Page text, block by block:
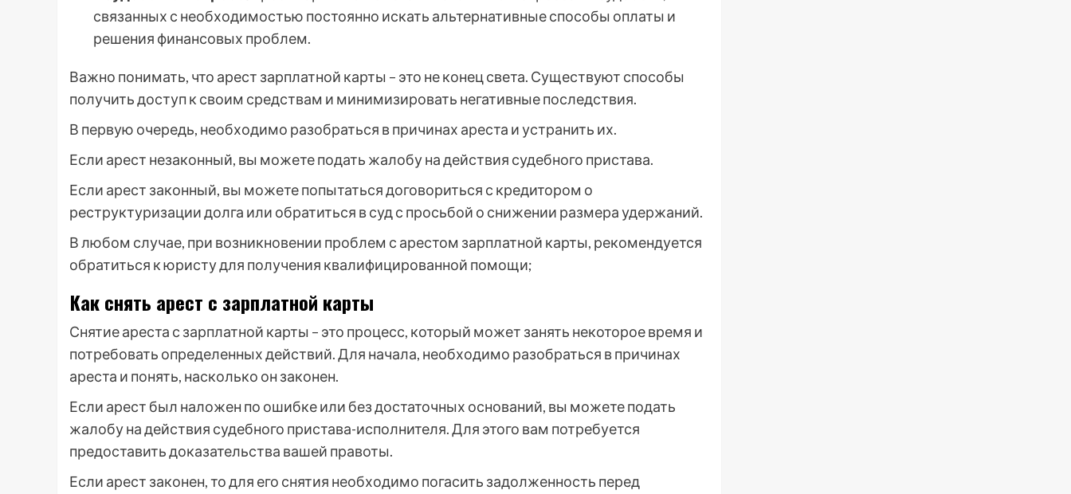
связанных с необходимостью постоянно искать альтернативные способы оплаты и
решения финансовых проблем.
Важно понимать, что арест зарплатной карты – это не конец света. Существуют способы
получить доступ к своим средствам и минимизировать негативные последствия.
В первую очередь, необходимо разобраться в причинах ареста и устранить их.
Если арест незаконный, вы можете подать жалобу на действия судебного пристава.
Если арест законный, вы можете попытаться договориться с кредитором о
реструктуризации долга или обратиться в суд с просьбой о снижении размера удержаний.
В любом случае, при возникновении проблем с арестом зарплатной карты, рекомендуется
обратиться к юристу для получения квалифицированной помощи;
Как снять арест с зарплатной карты
Снятие ареста с зарплатной карты – это процесс, который может занять некоторое время и
потребовать определенных действий. Для начала, необходимо разобраться в причинах
ареста и понять, насколько он законен.
Если арест был наложен по ошибке или без достаточных оснований, вы можете подать
жалобу на действия судебного пристава-исполнителя. Для этого вам потребуется
предоставить доказательства вашей правоты.
Если арест законен, то для его снятия необходимо погасить задолженность перед